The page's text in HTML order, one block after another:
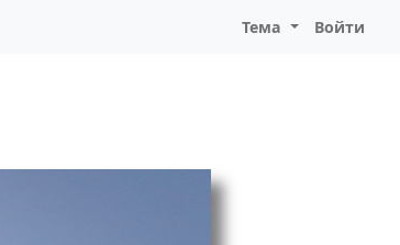
Тема Войти